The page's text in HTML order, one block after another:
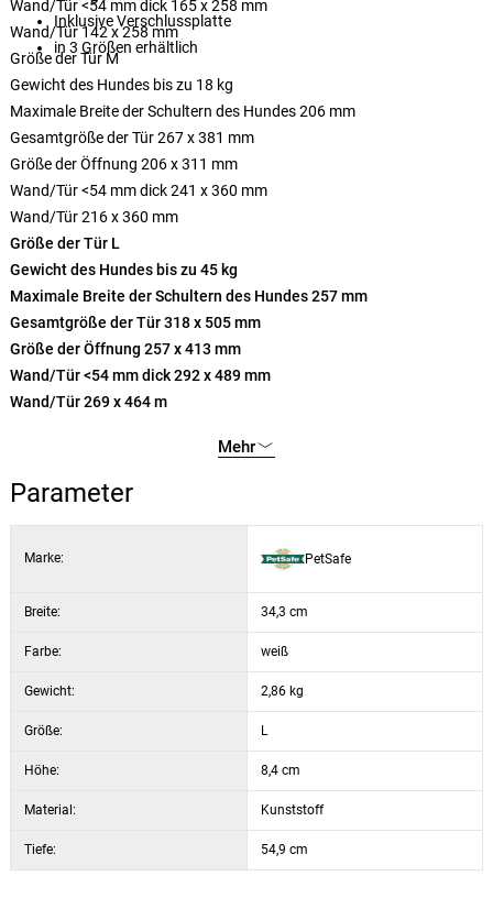
Inklusive Verschlussplatte
in 3 Größen erhältlich
Wand/Tür <54 mm dick 165 x 258 mm
Wand/Tür 142 x 258 mm
Größe der Tür M
Gewicht des Hundes bis zu 18 kg
Maximale Breite der Schultern des Hundes 206 mm
Gesamtgröße der Tür 267 x 381 mm
Größe der Öffnung 206 x 311 mm
Wand/Tür <54 mm dick 241 x 360 mm
Wand/Tür 216 x 360 mm
Größe der Tür L
Gewicht des Hundes bis zu 45 kg
Maximale Breite der Schultern des Hundes 257 mm
Gesamtgröße der Tür 318 x 505 mm
Größe der Öffnung 257 x 413 mm
Wand/Tür <54 mm dick 292 x 489 mm
Wand/Tür 269 x 464 m
Mehr
Parameter
Marke: PetSafe
Breite: 34,3 cm
Farbe: weiß
Gewicht: 2,86 kg
Größe: L
Höhe: 8,4 cm
Material: Kunststoff
Tiefe: 54,9 cm